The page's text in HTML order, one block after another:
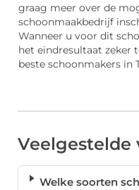
graag meer over de
schoonmaakbedrijf
Wanneer u voor dit
het eindresultaat zeker
beste schoonmakers in
Veelgestelde
Welke soorten